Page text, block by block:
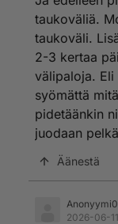
Autoilu voi
toiseen.
taukoväliä.
taukoväli.
2-3 kertaa
välipaloja. Eli
syömättä
pidetäänkin
juodaan
Äänestä
2026-06-